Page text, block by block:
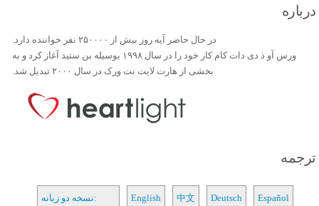
درباره
در حال حاضر آیه روز بیش از ۲۵۰۰۰۰ نفر خواننده دارد.
ورس آو ذ دی دات کام کار خود را در سال ۱۹۹۸ بوسیله بن ستید آغاز کرد و به
بخشی از هارت لایت نت ورک در سال ۲۰۰۰ تبدیل شد.
ترجمه
نسخه دو زبانه:
English 中文 Deutsch Español